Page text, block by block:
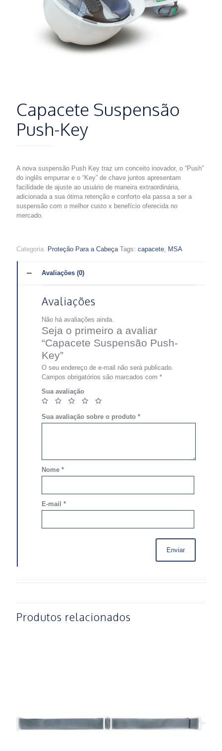
Capacete Suspensão
Push-Key
A nova suspensão Push Key traz um conceito inovador, o “Push”
do inglês empurrar e o “Key” de chave juntos apresentam
facilidade de ajuste ao usuário de maneira extraordinária,
adicionada a sua ótima retenção e conforto ela passa a ser a
suspensão com o melhor custo x benefício oferecida no
mercado.
Categoria: Proteção Para a Cabeça Tags: capacete, MSA
Avaliações (0)
Avaliações
Não há avaliações ainda.
Seja o primeiro a avaliar
“Capacete Suspensão Push-
Key”
O seu endereço de e-mail não será publicado.
Campos obrigatórios são marcados com *
Sua avaliação
Sua avaliação sobre o produto *
Nome *
E-mail *
Produtos relacionados